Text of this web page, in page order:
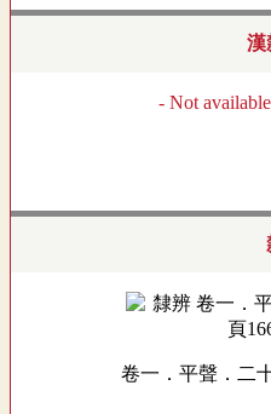
漢
- Not
卷一．平聲．二